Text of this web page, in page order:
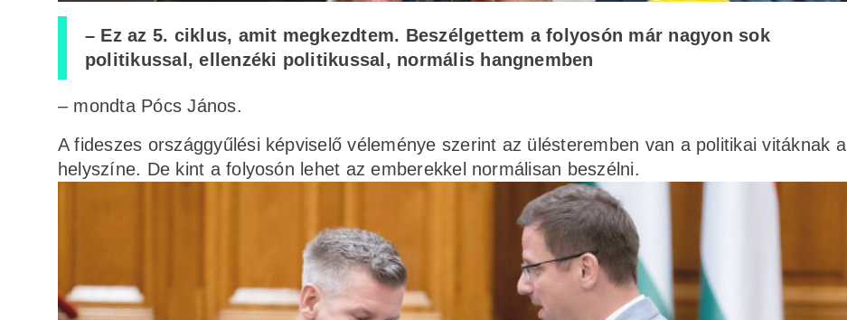
– Ez az 5. ciklus, amit megkezdtem. Beszélgettem a folyosón már nagyon sok
politikussal, ellenzéki politikussal, normális hangnemben
– mondta Pócs János.
A fideszes országgyűlési képviselő véleménye szerint az ülésteremben van a politikai vitáknak a
helyszíne. De kint a folyosón lehet az emberekkel normálisan beszélni.